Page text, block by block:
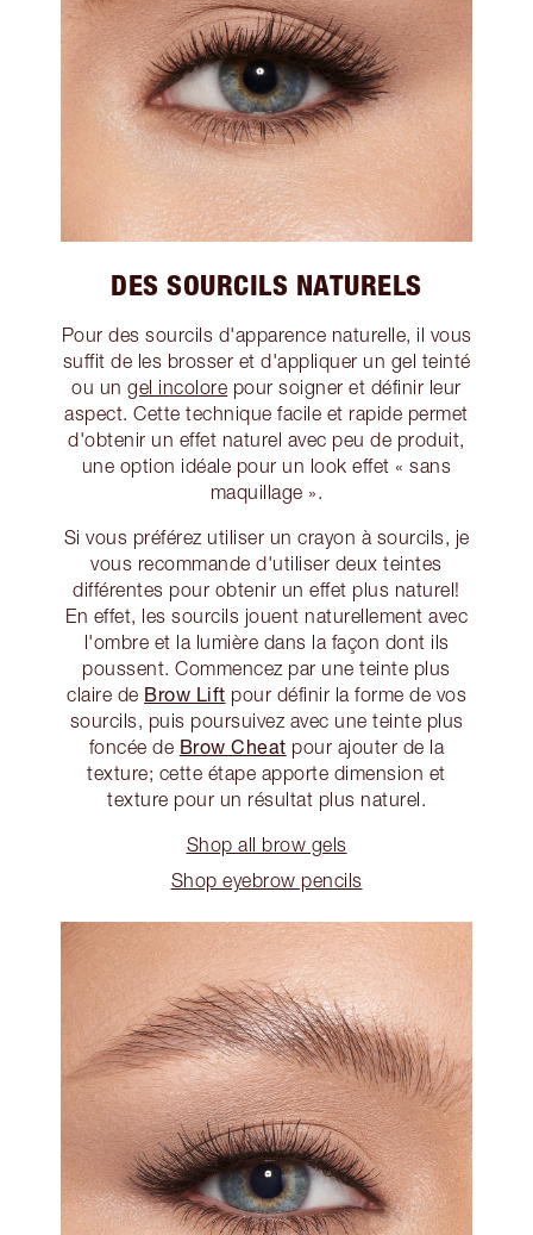
DES SOURCILS NATURELS
Pour des sourcils d'apparence naturelle, il vous
suffit de les brosser et d'appliquer un gel teinté
ou ungel incolore pour soigner et définir leur
aspect. Cette technique facile et rapide permet
d'obtenir un effet naturel avec peu de produit,
une option idéale pour un look effet « sans
maquillage ».
Si vous préférez utiliser un crayon à sourcils, je
vous recommande d'utiliser deux teintes
différentes pour obtenir un effet plus naturel!
En effet, les sourcils jouent naturellement avec
l'ombre et la lumière dans la façon dont ils
poussent. Commencez par une teinte plus
claire de Brow Lift pour définir la forme de vos
sourcils, puis poursuivez avec une teinte plus
foncée de Brow Cheat pour ajouter de la
texture; cette étape apporte dimension et
texture pour un résultat plus naturel.
Shop all brow gels
Shop eyebrow pencils